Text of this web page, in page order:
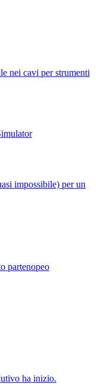
nei cavi per strumenti
Simulator
impossibile) per un
partenopeo
ha inizio.